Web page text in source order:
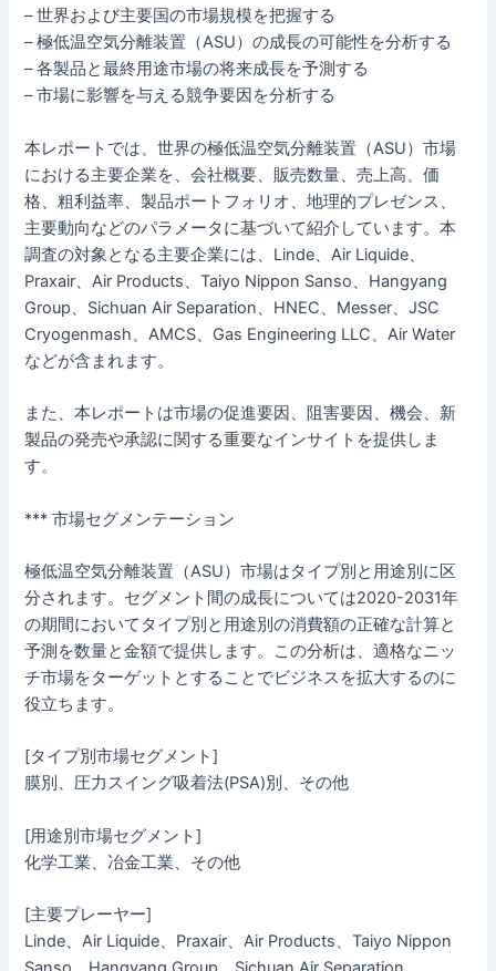
– 世界および主要国の市場規模を把握する
– 極低温空気分離装置（ASU）の成長の可能性を分析する
– 各製品と最終用途市場の将来成長を予測する
– 市場に影響を与える競争要因を分析する
本レポートでは、世界の極低温空気分離装置（ASU）市場
における主要企業を、会社概要、販売数量、売上高、価
格、粗利益率、製品ポートフォリオ、地理的プレゼンス、
主要動向などのパラメータに基づいて紹介しています。本
調査の対象となる主要企業には、Linde、Air Liquide、
Praxair、Air Products、Taiyo Nippon Sanso、Hangyang
Group、Sichuan Air Separation、HNEC、Messer、JSC
Cryogenmash、AMCS、Gas Engineering LLC、Air Water
などが含まれます。
また、本レポートは市場の促進要因、阻害要因、機会、新
製品の発売や承認に関する重要なインサイトを提供しま
す。
*** 市場セグメンテーション
極低温空気分離装置（ASU）市場はタイプ別と用途別に区
分されます。セグメント間の成長については2020-2031年
の期間においてタイプ別と用途別の消費額の正確な計算と
予測を数量と金額で提供します。この分析は、適格なニッ
チ市場をターゲットとすることでビジネスを拡大するのに
役立ちます。
[タイプ別市場セグメント]
膜別、圧力スイング吸着法(PSA)別、その他
[用途別市場セグメント]
化学工業、冶金工業、その他
[主要プレーヤー]
Linde、Air Liquide、Praxair、Air Products、Taiyo Nippon